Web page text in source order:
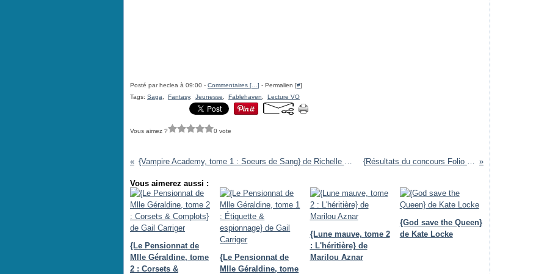
Posté par heclea à 09:00 - Commentaires [ ] - Permalien [#]
Tags: Saga Fantasy, Jeunesse Fablehaven Lecture VO
Vous aimez ? 0 vote
{Vampire Academy, tome 1 : Soeurs de Sang} de Richelle Mead {Résultats du concours Folio SF}
Vous aimerez aussi :
{Le Pensionnat de
Mlle Géraldine, tome
2 : Corsets &
{Le Pensionnat de
Mlle Géraldine, tome
{Lune mauve, tome 2
: L'héritière} de
Marilou Aznar
{God save the Queen}
de Kate Locke